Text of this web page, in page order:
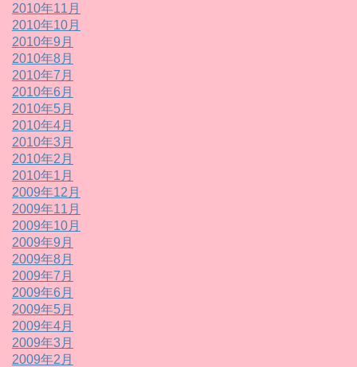
2010年11月
2010年10月
2010年9月
2010年8月
2010年7月
2010年6月
2010年5月
2010年4月
2010年3月
2010年2月
2010年1月
2009年12月
2009年11月
2009年10月
2009年9月
2009年8月
2009年7月
2009年6月
2009年5月
2009年4月
2009年3月
2009年2月